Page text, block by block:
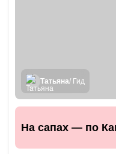
Татьяна/ Гид
На сапах — по